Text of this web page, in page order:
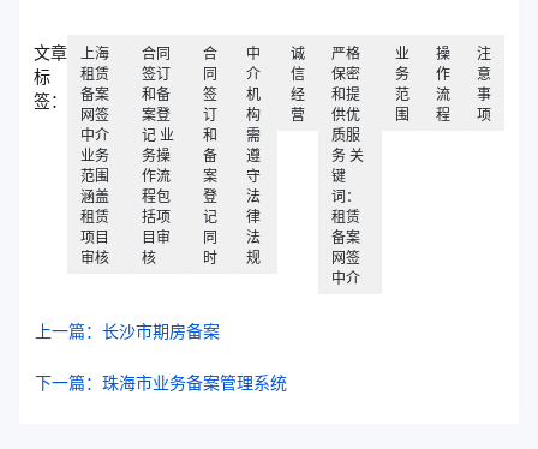
文章
标
签：
上海
租赁
备案
网签
中介
业务
范围
涵盖
租赁
项目
审核
合同
签订
和备
案登
记 业
务操
作流
程包
括项
目审
核
合
同
签
订
和
备
案
登
记
同
时
中
介
机
构
需
遵
守
法
律
法
规
诚
信
经
营
严格
保密
和提
供优
质服
务 关
键
词：
租赁
备案
网签
中介
业
务
范
围
操
作
流
程
注
意
事
项
上一篇：长沙市期房备案
下一篇：珠海市业务备案管理系统